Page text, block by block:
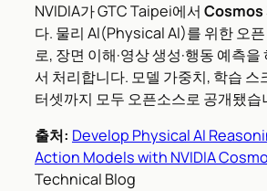
NVIDIA가 GTC Taipei에서 Cosmos
다. 물리 AI(Physical AI)를 위한 오
로, 장면 이해·영상 생성·행동 예측
서 처리합니다. 모델 가중치, 학습 스
터셋까지 모두 오픈소스로 공개됐습
출처: Develop Physical AI
Action Models with NVIDIA
Technical Blog